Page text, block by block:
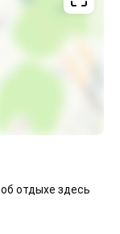
отдыхе здесь